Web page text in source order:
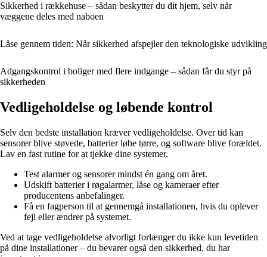
Sikkerhed i rækkehuse – sådan beskytter du dit hjem, selv når
væggene deles med naboen
Låse gennem tiden: Når sikkerhed afspejler den teknologiske udvikling
Adgangskontrol i boliger med flere indgange – sådan får du styr på
sikkerheden
Vedligeholdelse og løbende kontrol
Selv den bedste installation kræver vedligeholdelse. Over tid kan
sensorer blive støvede, batterier løbe tørre, og software blive forældet.
Lav en fast rutine for at tjekke dine systemer.
Test alarmer og sensorer mindst én gang om året.
Udskift batterier i røgalarmer, låse og kameraer efter
producentens anbefalinger.
Få en fagperson til at gennemgå installationen, hvis du oplever
fejl eller ændrer på systemet.
Ved at tage vedligeholdelse alvorligt forlænger du ikke kun levetiden
på dine installationer – du bevarer også den sikkerhed, du har